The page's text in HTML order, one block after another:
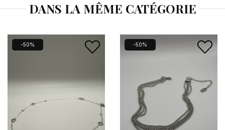
DANS LA MÊME CATÉGORIE
-50% -50%